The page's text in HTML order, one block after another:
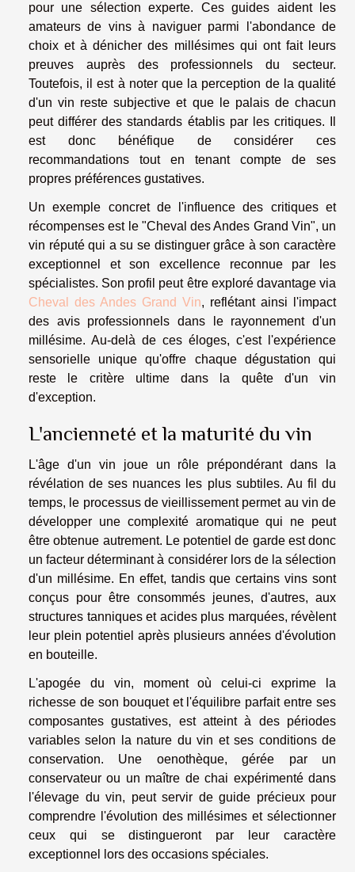
pour une sélection experte. Ces guides aident les
amateurs de vins à naviguer parmi l'abondance de
choix et à dénicher des millésimes qui ont fait leurs
preuves auprès des professionnels du secteur.
Toutefois, il est à noter que la perception de la qualité
d'un vin reste subjective et que le palais de chacun
peut différer des standards établis par les critiques. Il
est donc bénéfique de considérer ces
recommandations tout en tenant compte de ses
propres préférences gustatives.
Un exemple concret de l'influence des critiques et
récompenses est le "Cheval des Andes Grand Vin", un
vin réputé qui a su se distinguer grâce à son caractère
exceptionnel et son excellence reconnue par les
spécialistes. Son profil peut être exploré davantage via
Cheval des Andes Grand Vin, reflétant ainsi l'impact
des avis professionnels dans le rayonnement d'un
millésime. Au-delà de ces éloges, c'est l'expérience
sensorielle unique qu'offre chaque dégustation qui
reste le critère ultime dans la quête d'un vin
d'exception.
L'ancienneté et la maturité du vin
L'âge d'un vin joue un rôle prépondérant dans la
révélation de ses nuances les plus subtiles. Au fil du
temps, le processus de vieillissement permet au vin de
développer une complexité aromatique qui ne peut
être obtenue autrement. Le potentiel de garde est donc
un facteur déterminant à considérer lors de la sélection
d'un millésime. En effet, tandis que certains vins sont
conçus pour être consommés jeunes, d'autres, aux
structures tanniques et acides plus marquées, révèlent
leur plein potentiel après plusieurs années d'évolution
en bouteille.
L'apogée du vin, moment où celui-ci exprime la
richesse de son bouquet et l'équilibre parfait entre ses
composantes gustatives, est atteint à des périodes
variables selon la nature du vin et ses conditions de
conservation. Une oenothèque, gérée par un
conservateur ou un maître de chai expérimenté dans
l'élevage du vin, peut servir de guide précieux pour
comprendre l'évolution des millésimes et sélectionner
ceux qui se distingueront par leur caractère
exceptionnel lors des occasions spéciales.